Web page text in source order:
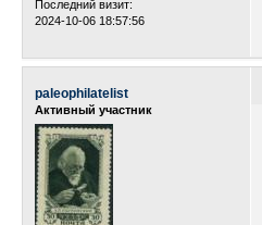
Последний визит:
2024-10-06 18:57:56
paleophilatelist
Активный участник